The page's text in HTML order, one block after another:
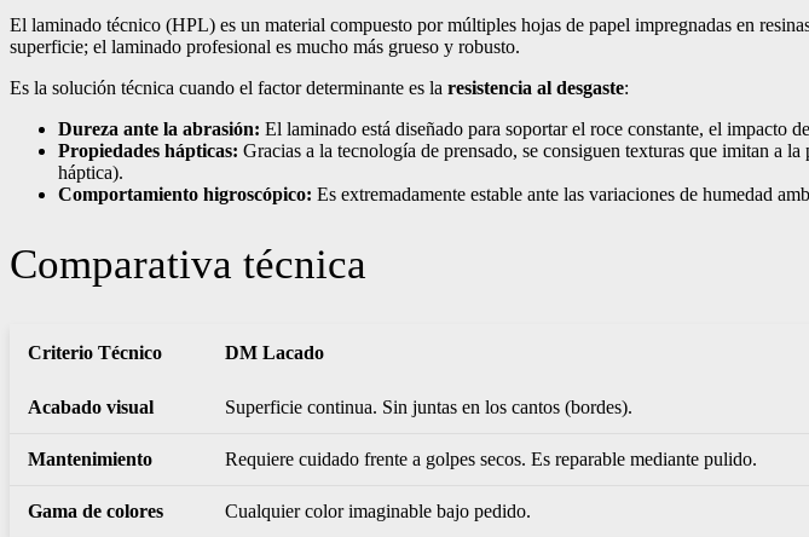
El laminado técnico (HPL) es un material compuesto por múltiples hojas de papel impregnadas en
superficie; el laminado profesional es mucho más grueso y robusto.
Es la solución técnica cuando el factor determinante es la resistencia al desgaste:
Dureza ante la abrasión: El laminado está diseñado para soportar el roce constante, el impacto
Propiedades hápticas: Gracias a la tecnología de prensado, se consiguen texturas que imitan a
háptica).
Comportamiento higroscópico: Es extremadamente estable ante las variaciones de humedad
Comparativa técnica
Criterio Técnico DM Lacado
Acabado visual Superficie continua. Sin juntas en los cantos (bordes).
Mantenimiento Requiere cuidado frente a golpes secos. Es reparable mediante pulido.
Gama de colores Cualquier color imaginable bajo pedido.